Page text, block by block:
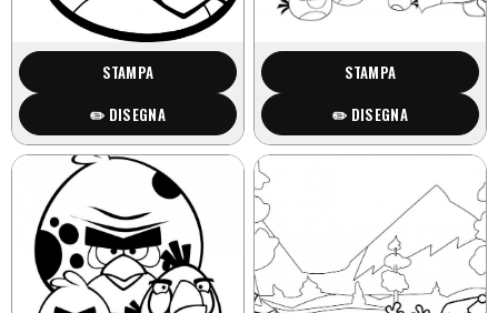
STAMPA
✏️ DISEGNA
STAMPA
✏️ DISEGNA